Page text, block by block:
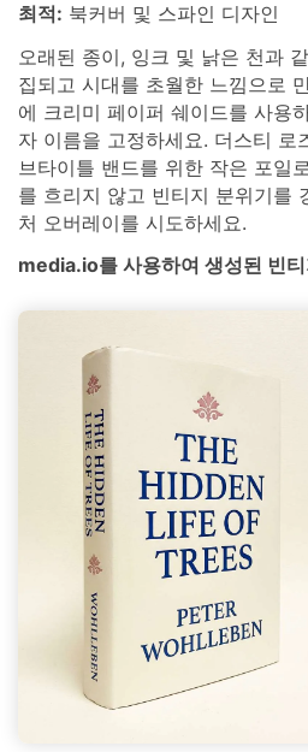
최적: 북커버 및 스파인 디자인
오래된 종이, 잉크 및 낡은 천과
집되고 시대를 초월한 느낌으로
에 크리미 페이퍼 쉐이드를 사용
자 이름을 고정하세요. 더스티 로
브타이틀 밴드를 위한 작은 포일
를 흐리지 않고 빈티지 분위기를
처 오버레이를 시도하세요.
media.io를 사용하여 생성된 빈